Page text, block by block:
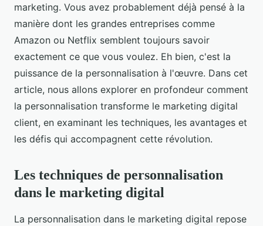
marketing. Vous avez probablement déjà pensé à la
manière dont les grandes entreprises comme
Amazon ou Netflix semblent toujours savoir
exactement ce que vous voulez. Eh bien, c'est la
puissance de la personnalisation à l'œuvre. Dans cet
article, nous allons explorer en profondeur comment
la personnalisation transforme le marketing digital
client, en examinant les techniques, les avantages et
les défis qui accompagnent cette révolution.
Les techniques de personnalisation
dans le marketing digital
La personnalisation dans le marketing digital repose